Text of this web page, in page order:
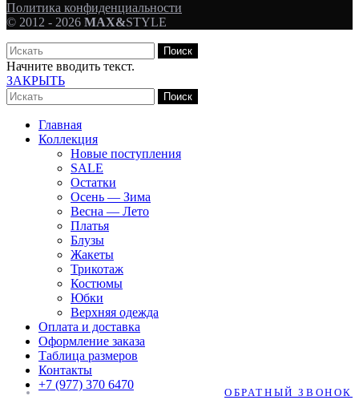
Политика конфиденциальности
© 2012 - 2026 MAX&STYLE
Поиск
Начните вводить текст.
ЗАКРЫТЬ
Поиск
Главная
Коллекция
Новые поступления
SALE
Остатки
Осень — Зима
Весна — Лето
Платья
Блузы
Жакеты
Трикотаж
Костюмы
Юбки
Верхняя одежда
Оплата и доставка
Оформление заказа
Таблица размеров
Контакты
+7 (977) 370 6470
ОБРАТНЫЙ ЗВОНОК